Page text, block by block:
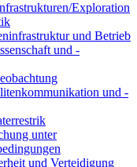
Exploration
und Betrieb
und -
und -
unter
und Verteidigung